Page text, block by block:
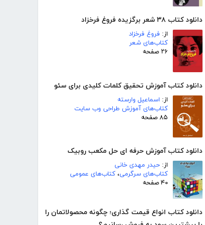
دانلود کتاب ۳۸ شعر برگزیده فروغ فرخزاد
از: فروغ فرخزاد
کتاب‌های شعر
۲۶ صفحه
دانلود کتاب آموزش تحقیق کلمات کلیدی برای سئو
از: اسماعیل وارسته
کتاب‌های آموزش طراحی وب سایت
۸۵ صفحه
دانلود کتاب آموزش حرفه ای حل مکعب روبیک
از: حیدر مهدی خانی
کتاب‌های سرگرمی، کتاب‌های عمومی
۴۰ صفحه
دانلود کتاب انواع قیمت گذاری؛ چگونه محصولاتمان را